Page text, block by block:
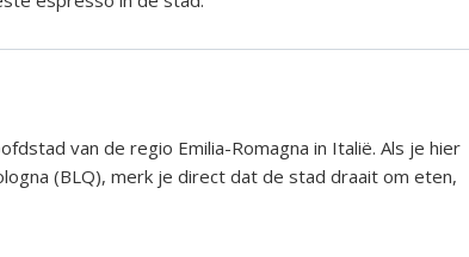
van de regio Emilia-Romagna in Italië. Als je hier
(BLQ), merk je direct dat de stad draait om eten,